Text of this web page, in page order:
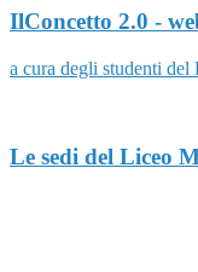
IlConcetto 2.0 -
a cura degli studenti del
Le sedi del Liceo